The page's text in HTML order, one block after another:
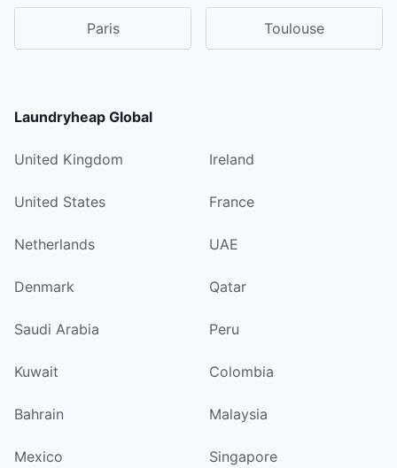
Paris Toulouse
Laundryheap Global
United Kingdom Ireland
United States France
Netherlands UAE
Denmark Qatar
Saudi Arabia Peru
Kuwait Colombia
Bahrain Malaysia
Mexico Singapore